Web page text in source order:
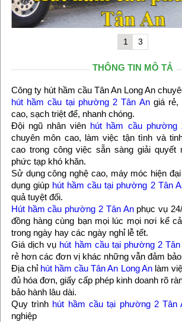
1 3
THÔNG TIN MÔ TẢ
Công ty hút hầm cầu Tân An Long An
hút hầm cầu tại phường 2 Tân Angiá rẻ,
cao, sạch triệt để, nhanh chóng.
Đội ngũ nhân viên hút hầm cầu phường
chuyên môn cao, làm việc tận tình và
cao trong công việc sẵn sàng giải
phức tạp khó khăn.
Sử dụng công nghệ cao, máy móc hiện
dụng giúp hút hầm cầu tại phường 2 Tân
quả tuyệt đối.
Hút hầm cầu phường 2 Tân Anphục vụ
đồng hàng cùng bạn mọi lúc mọi nơi kể
trong ngày hay các ngày nghỉ lễ tết.
Giá dịch vụ hút hầm cầu tại phường 2 Tân
rẻ hơn các đơn vị khác những vẫn đảm
Địa chỉ hút hầm cầu Tân An Long Anlàm
đủ hóa đơn, giấy cấp phép kinh doanh rõ
bảo hành lâu dài.
Quy trình hút hầm cầu tại phường 2 Tân
nghiệp